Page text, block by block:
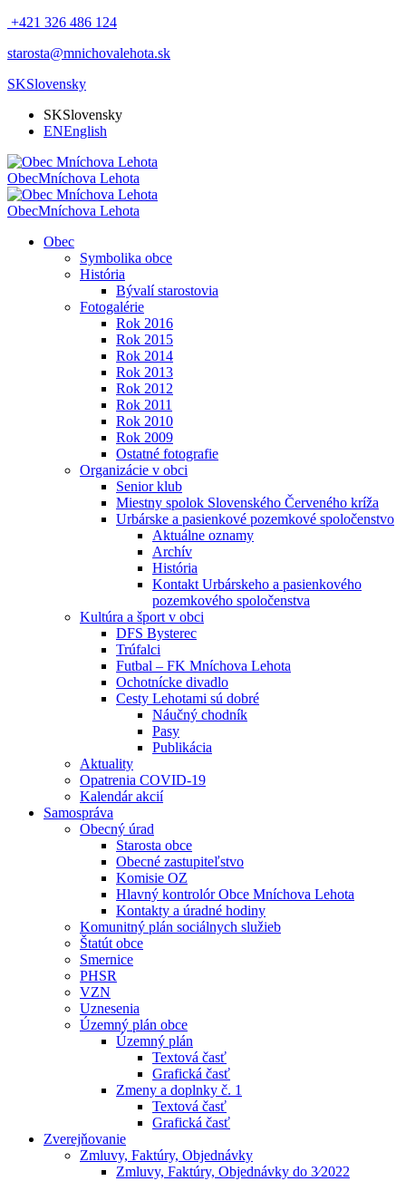
+421 326 486 124
starosta@mnichovalehota.sk
SKSlovensky
SKSlovensky
ENEnglish
ObecMníchova Lehota
ObecMníchova Lehota
Obec
Symbolika obce
História
Bývalí starostovia
Fotogalérie
Rok 2016
Rok 2015
Rok 2014
Rok 2013
Rok 2012
Rok 2011
Rok 2010
Rok 2009
Ostatné fotografie
Organizácie v obci
Senior klub
Miestny spolok Slovenského Červeného kríža
Urbárske a pasienkové pozemkové spoločenstvo
Aktuálne oznamy
Archív
História
Kontakt Urbárskeho a pasienkového
pozemkového spoločenstva
Kultúra a šport v obci
DFS Bysterec
Trúfalci
Futbal – FK Mníchova Lehota
Ochotnícke divadlo
Cesty Lehotami sú dobré
Náučný chodník
Pasy
Publikácia
Aktuality
Opatrenia COVID-19
Kalendár akcií
Samospráva
Obecný úrad
Starosta obce
Obecné zastupiteľstvo
Komisie OZ
Hlavný kontrolór Obce Mníchova Lehota
Kontakty a úradné hodiny
Komunitný plán sociálnych služieb
Štatút obce
Smernice
PHSR
VZN
Uznesenia
Územný plán obce
Územný plán
Textová časť
Grafická časť
Zmeny a doplnky č. 1
Textová časť
Grafická časť
Zverejňovanie
Zmluvy, Faktúry, Objednávky
Zmluvy, Faktúry, Objednávky do 3⁄2022